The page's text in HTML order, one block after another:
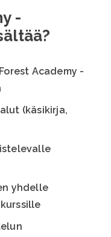
-
Academy -
(käsikirja,
yhdelle